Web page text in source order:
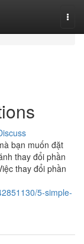
bạn muốn đặt
thay đổi phần
thay đổi phần
5-simple-